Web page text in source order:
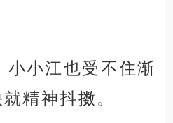
小小江也受不住渐
精神抖擞。